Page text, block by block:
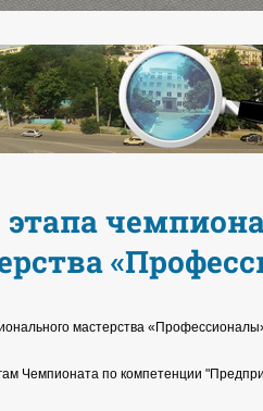
мастерства
Чемпионата по компетенции